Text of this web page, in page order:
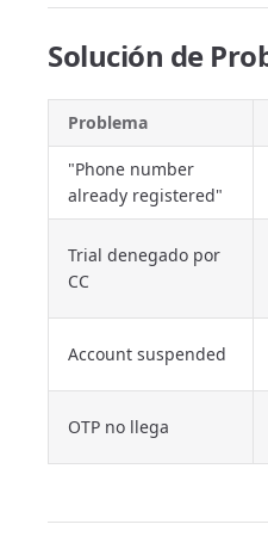
Solución de
Problema
"Phone number
already registered"
Trial denegado por
CC
Account suspended
OTP no llega